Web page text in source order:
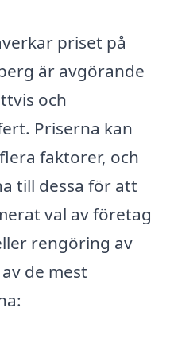
priset på
är avgörande
och
Priserna kan
faktorer, och
till dessa för att
val av företag
rengöring av
de mest